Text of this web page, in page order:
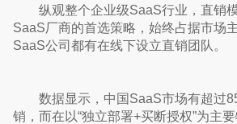
纵观整个企业级SaaS行业，直销
SaaS厂商的首选策略，始终占据市场
SaaS公司都有在线下设立直销团队。
数据显示，中国SaaS市场有超过
销，而在以“独立部署+买断授权”为主